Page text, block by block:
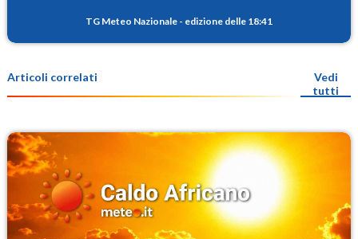
TG Meteo Nazionale - edizione delle 18:41
Articoli correlati
Vedi
tutti